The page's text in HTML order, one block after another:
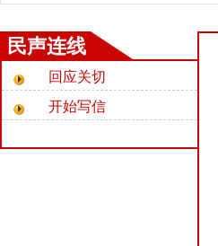
民声连线
回应关切
开始写信